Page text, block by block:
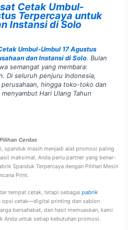
Cetak Umbul-
Terpercaya untuk
Instansi di Solo
Umbul-Umbul 17 Agustus
dan Instansi di Solo. Bulan
semangat yang membara:
Di seluruh penjuru Indonesia,
hingga toko-toko dan
Hari Ulang Tahun
Cerdas
spanduk masih menjadi alat promosi paling
maksimal, Anda perlu partner yang benar-
Spanduk Terpercaya dengan Pilihan Mesin
Print.
tempat cetak, tetapi sebagai pabrik
opsi cetak—digital printing dan sablon
bersahabat, dan hasil memuaskan, kami
Anda untuk setiap kebutuhan promosi.